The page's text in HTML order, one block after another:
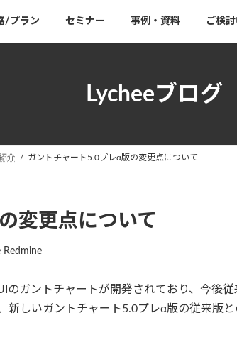
/プラン セミナー 事例・資料 ご検
Lycheeブログ
介 ガントチャート5.0プレα版の変更点について
変更点について
Redmine
のガントチャートが開発されており、今後従
新しいガントチャート5.0プレα版の従来版